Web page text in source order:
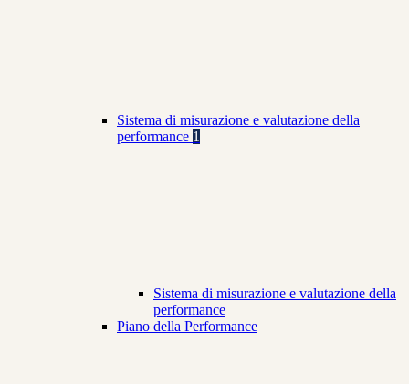
Sistema di misurazione e valutazione della
performance 1
Sistema di misurazione e valutazione della
performance
Piano della Performance